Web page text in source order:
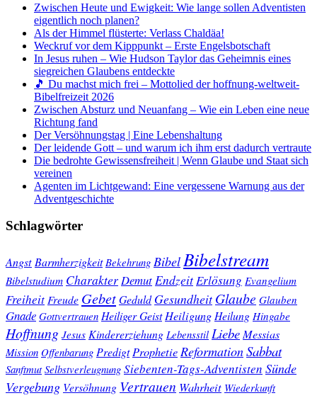
Zwischen Heute und Ewigkeit: Wie lange sollen Adventisten
eigentlich noch planen?
Als der Himmel flüsterte: Verlass Chaldäa!
Weckruf vor dem Kipppunkt – Erste Engelsbotschaft
In Jesus ruhen – Wie Hudson Taylor das Geheimnis eines
siegreichen Glaubens entdeckte
🎵 Du machst mich frei – Mottolied der hoffnung-weltweit-
Bibelfreizeit 2026
Zwischen Absturz und Neuanfang – Wie ein Leben eine neue
Richtung fand
Der Versöhnungstag | Eine Lebenshaltung
Der leidende Gott – und warum ich ihm erst dadurch vertraute
Die bedrohte Gewissensfreiheit | Wenn Glaube und Staat sich
vereinen
Agenten im Lichtgewand: Eine vergessene Warnung aus der
Adventgeschichte
Schlagwörter
Angst Barmherzigkeit Bekehrung BibelBibelstream
Bibelstudium Charakter DemutEndzeitErlösung Evangelium
Freiheit Freude GebetGeduld Gesundheit Glaube Glauben
Gnade Gottvertrauen Heiliger Geist Heiligung Heilung Hingabe
Hoffnung Jesus Kindererziehung Lebensstil Liebe Messias
Mission Offenbarung Predigt ProphetieReformationSabbat
Sanftmut Selbstverleugnung Siebenten-Tags-Adventisten Sünde
Vergebung Versöhnung Vertrauen Wahrheit Wiederkunft